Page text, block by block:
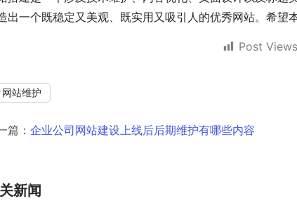
出一个既稳定又美观、既实用又吸引人的优秀网站。希望
Post
网站维护
篇： 企业公司网站建设上线后后期维护有哪些内容
新闻